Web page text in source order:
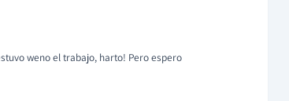
weno el trabajo, harto! Pero espero